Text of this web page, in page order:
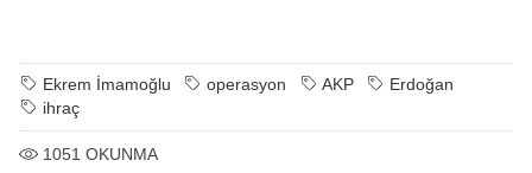
Ekrem İmamoğlu operasyon AKP
Erdoğan
ihraç
1051 OKUNMA